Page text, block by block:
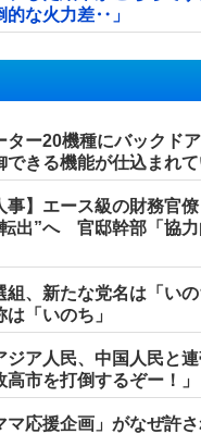
的な火力差‥」
ター20機種にバックド
できる機能が仕込まれ
事】エース級の財務官
転出”へ 官邸幹部「協
組、新たな党名は「い
「いのち」
ジア人民、中国人民と
高市を打倒するぞー！」
マ応援企画」がなぜ許さ